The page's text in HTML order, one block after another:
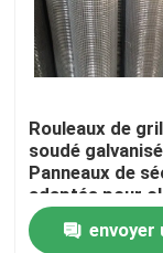
Nous
Les affaires
Fil tissé Mesh
Rouleaux de
soudé galvanisé
Panneaux de
adaptés pour
industrielles,
agricoles et
envoyer